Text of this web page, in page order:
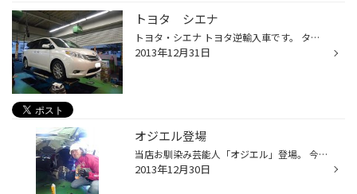
トヨタ シエナ
トヨタ・シエナ トヨタ逆輸入車です。 タイヤサイズは235/55R18。スタッドレスタイヤ取付けです。 ありがとうございます。 北米では大人気のシエナ。クライスラーグランドボイジャー、ダッジキャラバン等と並ぶ、ミニバンです。 タイヤサイズは、ハリアー、ヴァンガード、RAV-4等と同じです。 在庫...
2013年12月31日
オジエル登場
当店お馴染み芸能人「オジエル」登場。 今回の作業は夏タイヤ交換。いつもありがとうございます。 車好きのオジエルは、いつもホイールの裏側の清掃、ハブボルト周りのグリスアップ等、 愛車をピカピカにしています。 そして、トークは年始のTV番組の話。 「日本ツウ学院 新春スペシャル」 （テレ...
2013年12月30日